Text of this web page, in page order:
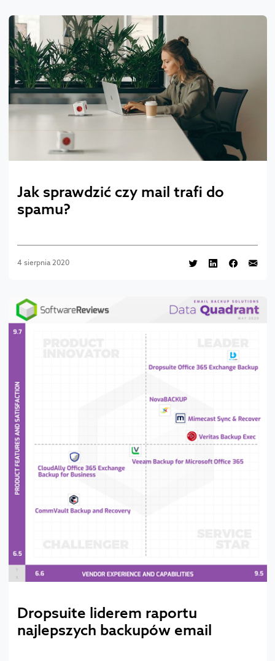
Jak sprawdzić czy mail trafi do
spamu?
4 sierpnia 2020
Dropsuite liderem raportu
najlepszych backupów email